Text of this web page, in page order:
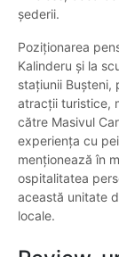
șederii.
Poziționarea
Kalinderu și la
stațiunii Bușteni,
atracții turistice,
către Masivul
experiența cu
menționează în
ospitalitatea
această unitate
locale.